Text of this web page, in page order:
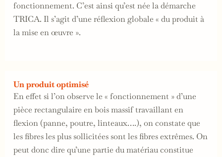
fonctionnement. C’est ainsi qu’est née la démarche
TRICA. Il s’agit d’une réflexion globale « du produit à
la mise en œuvre ».
Un produit optimisé
En effet si l’on observe le « fonctionnement » d’une
pièce rectangulaire en bois massif travaillant en
flexion (panne, poutre, linteaux….), on constate que
les fibres les plus sollicitées sont les fibres extrêmes. On
peut donc dire qu’une partie du matériau constitue